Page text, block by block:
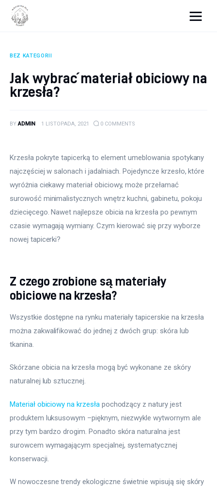
Remont
BEZ KATEGORII
Jak wybrać materiał obiciowy na
krzesła?
BY ADMIN 1 LISTOPADA, 2021 0 COMMENTS
Krzesła pokryte tapicerką to element umeblowania spotykany
najczęściej w salonach i jadalniach. Pojedyncze krzesło, które
wyróżnia ciekawy materiał obiciowy, może przełamać
surowość minimalistycznych wnętrz kuchni, gabinetu, pokoju
dziecięcego. Nawet najlepsze obicia na krzesła po pewnym
czasie wymagają wymiany. Czym kierować się przy wyborze
nowej tapicerki?
Z czego zrobione są materiały
obiciowe na krzesła?
Wszystkie dostępne na rynku materiały tapicerskie na krzesła
można zakwalifikować do jednej z dwóch grup: skóra lub
tkanina.
Skórzane obicia na krzesła mogą być wykonane ze skóry
naturalnej lub sztucznej.
Materiał obiciowy na krzesła pochodzący z natury jest
produktem luksusowym –pięknym, niezwykle wytwornym ale
przy tym bardzo drogim. Ponadto skóra naturalna jest
surowcem wymagającym specjalnej, systematycznej
konserwacji.
W nowoczesne trendy ekologiczne świetnie wpisują się skóry